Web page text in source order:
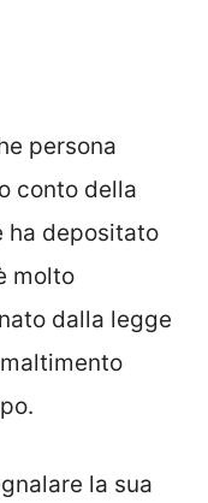
persona
conto della
ha depositato
molto
dalla legge
la sua